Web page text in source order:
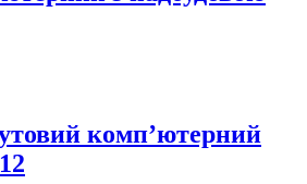
комп’ютерний